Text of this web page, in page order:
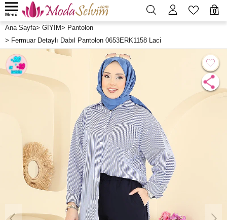
0
Menü
Ana Sayfa> GİYİM> Pantolon
> Fermuar Detaylı Dabıl Pantolon 0653ERK1158 Laci